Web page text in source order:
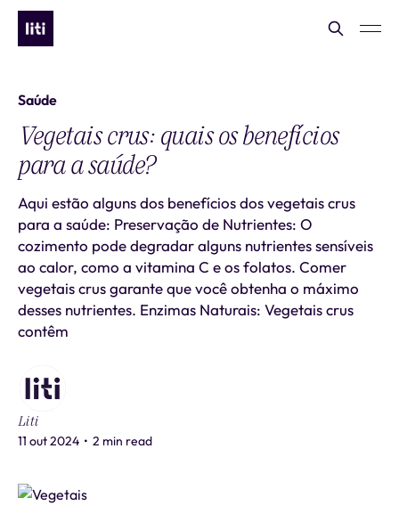
Saúde
Vegetais crus: quais os benefícios
para a saúde?
Aqui estão alguns dos benefícios dos vegetais crus
para a saúde: Preservação de Nutrientes: O
cozimento pode degradar alguns nutrientes sensíveis
ao calor, como a vitamina C e os folatos. Comer
vegetais crus garante que você obtenha o máximo
desses nutrientes. Enzimas Naturais: Vegetais crus
contêm
Liti
11 out 2024 • 2 min read